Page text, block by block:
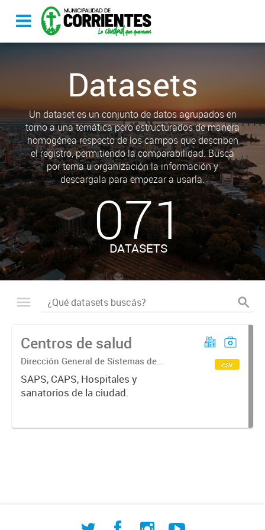
Datasets
Un dataset es un conjunto de datos agrupados en
torno a una temática pero estructurados de manera
homogénea respecto de los campos que describen
el registro, permitiendo la comparabilidad. Busca
por tema u organización la información y
descargala para empezar a usarla.
071
DATASETS
Centros de salud
Dirección General de Sistemas de
Información Geográfica
SAPS, CAPS, Hospitales y
sanatorios de la ciudad.
csv